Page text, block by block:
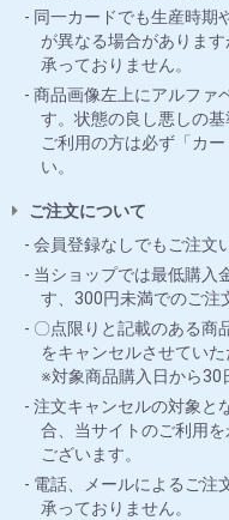
同一カードでも生産時期
が異なる場合がありま
承っておりません。
商品画像左上にアルファ
す。状態の良し悪しの
ご利用の方は必ず「カ
い。
ご注文について
会員登録なしでもご注文
当ショップでは最低購入
す、300円未満でのご注
〇点限りと記載のある商
をキャンセルさせてい
※対象商品購入日から30
注文キャンセルの対象と
合、当サイトのご利用
ございます。
電話、メールによるご注
承っておりません。